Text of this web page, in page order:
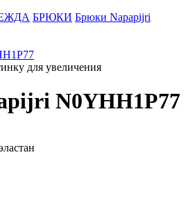
БРЮКИ Брюки Napapijri
для увеличения
N0YHH1P77